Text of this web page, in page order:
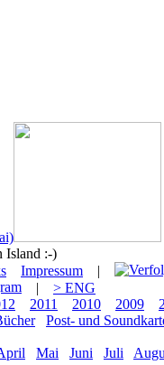
Island :-)
Impressum
|
|
> ENG
2011 2010 2009
Post- und
Mai Juni Juli